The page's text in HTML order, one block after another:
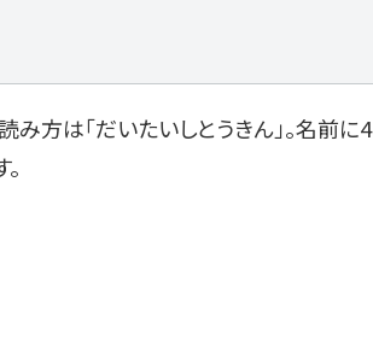
方は「だいたいしとうきん」。名前に4